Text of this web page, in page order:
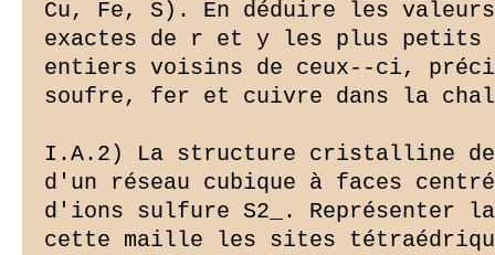
Cu, Fe, S). En déduire les
exactes de r et y les plus petits
entiers voisins de ceux--ci,
soufre, fer et cuivre dans la
I.A.2) La structure cristalline
d'un réseau cubique à faces
d'ions sulfure S2_. Représenter
cette maille les sites